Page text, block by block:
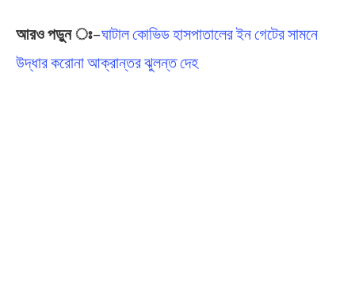
আরও পড়ুন ঃ–ঘাটাল কোভিড হাসপাতালের ইন গেটের সামনে
উদ্ধার করোনা আক্রান্তর ঝুলন্ত দেহ